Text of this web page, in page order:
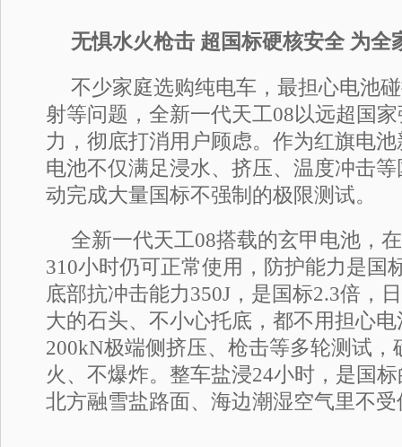
无惧水火枪击 超国标硬核安全 为全
不少家庭选购纯电车，最担心电池
射等问题，全新一代天工08以远超国
力，彻底打消用户顾虑。作为红旗电
电池不仅满足浸水、挤压、温度冲击
动完成大量国标不强制的极限测试。
全新一代天工08搭载的玄甲电池，
310小时仍可正常使用，防护能力是国
底部抗冲击能力350J，是国标2.3倍，
大的石头、不小心托底，都不用担心
200kN极端侧挤压、枪击等多轮测试
火、不爆炸。整车盐浸24小时，是国
北方融雪盐路面、海边潮湿空气里不受